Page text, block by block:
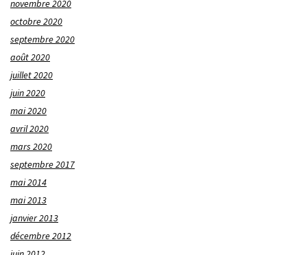
novembre 2020
octobre 2020
septembre 2020
août 2020
juillet 2020
juin 2020
mai 2020
avril 2020
mars 2020
septembre 2017
mai 2014
mai 2013
janvier 2013
décembre 2012